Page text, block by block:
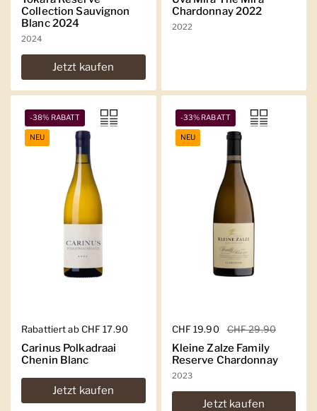
Collection Sauvignon
Blanc 2024
2024
Jetzt kaufen
Chardonnay 2022
2022
Regulärer Preis
Rabattiert ab CHF 17.90
Carinus Polkadraai
Chenin Blanc
Jetzt kaufen
-38% RABATT
NEU
Regulärer Preis
CHF 19.90 Sale-Preis
CHF 29.90
Kleine Zalze Family
Reserve Chardonnay
2023
Jetzt kaufen
-33% RABATT
NEU